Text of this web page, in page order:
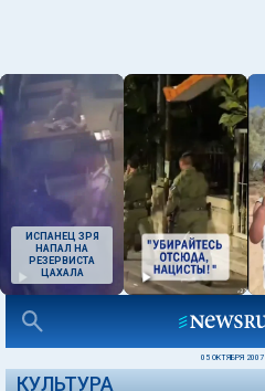
ИСПАНЕЦ ЗРЯ
НАПАЛ НА
РЕЗЕРВИСТА
ЦАХАЛА
05 ОКТЯБРЯ 2007
КУЛЬТУРА